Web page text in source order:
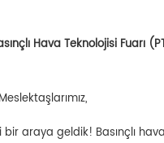
Hava Teknolojisi Fuarı
bir araya geldik! Basınçlı